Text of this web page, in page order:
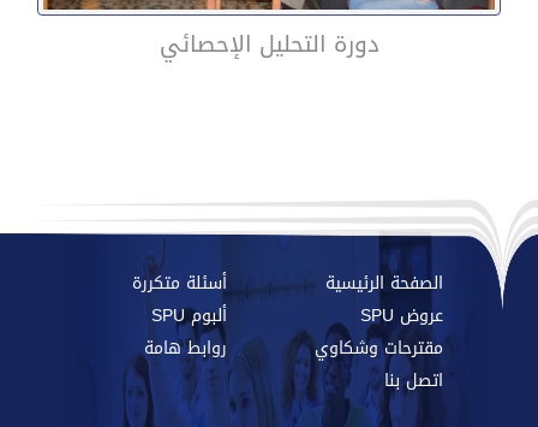
دورة التحليل الإحصائي
الصفحة الرئيسية
أسئلة متكررة
عروض SPU
ألبوم SPU
مقترحات وشكاوي
روابط هامة
اتصل بنا